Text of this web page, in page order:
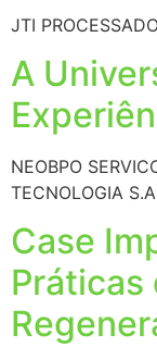
JTI
A
NEOBPO
TECNOLOGIA S.A
Case
Práticas